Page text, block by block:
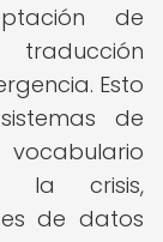
de
Esto
de
la crisis,
de datos